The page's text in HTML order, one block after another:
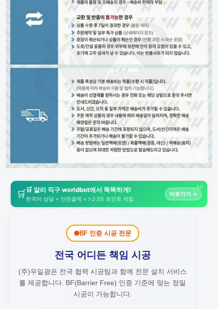
AD
🛒🛒 알리 직구 worldbot에서 똑똑하게!
한국어 상담 + 안전결제 + 1·2·3% 포인트 적립
바로가기 →
BF 인증 시공 전문
전국 어디든 책임 시공
(주)우일광은 전국 협력 시공팀과 함께 전문 설치 서비스
를 제공합니다. BF(Barrier Free) 인증 기준에 맞는 정밀
시공이 가능합니다.